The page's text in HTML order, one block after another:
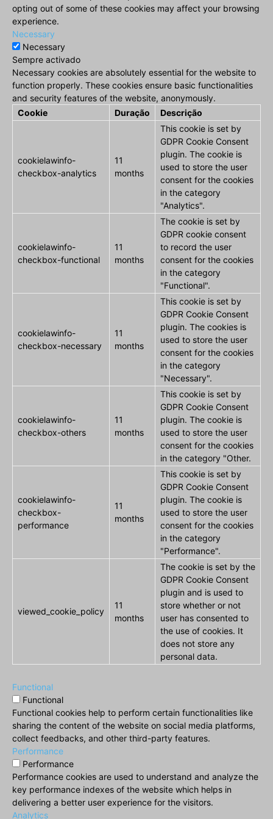
opting out of some of these cookies may affect your browsing
experience.
Necessary
Necessary
Sempre activado
Necessary cookies are absolutely essential for the website to
function properly. These cookies ensure basic functionalities
and security features of the website, anonymously.
Cookie
Duração Descrição
cookielawinfo-
checkbox-analytics
11
months
This cookie is set by
GDPR Cookie Consent
plugin. The cookie is
used to store the user
consent for the cookies
in the category
"Analytics".
cookielawinfo-
checkbox-functional
11
months
The cookie is set by
GDPR cookie consent
to record the user
consent for the cookies
in the category
"Functional".
cookielawinfo-
checkbox-necessary
11
months
This cookie is set by
GDPR Cookie Consent
plugin. The cookies is
used to store the user
consent for the cookies
in the category
"Necessary".
cookielawinfo-
checkbox-others
11
months
This cookie is set by
GDPR Cookie Consent
plugin. The cookie is
used to store the user
consent for the cookies
in the category "Other.
cookielawinfo-
checkbox-
performance
11
months
This cookie is set by
GDPR Cookie Consent
plugin. The cookie is
used to store the user
consent for the cookies
in the category
"Performance".
viewed_cookie_policy
11
months
The cookie is set by the
GDPR Cookie Consent
plugin and is used to
store whether or not
user has consented to
the use of cookies. It
does not store any
personal data.
Functional
Functional
Functional cookies help to perform certain functionalities like
sharing the content of the website on social media platforms,
collect feedbacks, and other third-party features.
Performance
Performance
Performance cookies are used to understand and analyze the
key performance indexes of the website which helps in
delivering a better user experience for the visitors.
Analytics